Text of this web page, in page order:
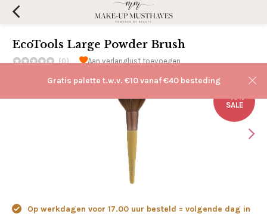
Gratis palette t.w.v. €10 vanaf €40 besteding
EcoTools Large Powder Brush
(0) Aan verlanglijst toevoegen
-40%
SALE
Op werkdagen voor 17.00 uur besteld = volgende dag in